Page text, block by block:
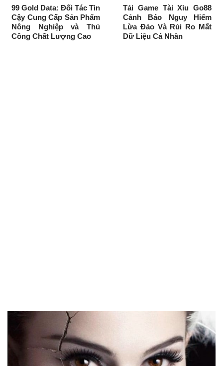
99 Gold Data: Đối Tác Tin
Cậy Cung Cấp Sản Phẩm
Nông Nghiệp và Thủ
Công Chất Lượng Cao
Tải Game Tài Xỉu Go88
Cảnh Báo Nguy Hiểm
Lừa Đảo Và Rủi Ro Mất
Dữ Liệu Cá Nhân